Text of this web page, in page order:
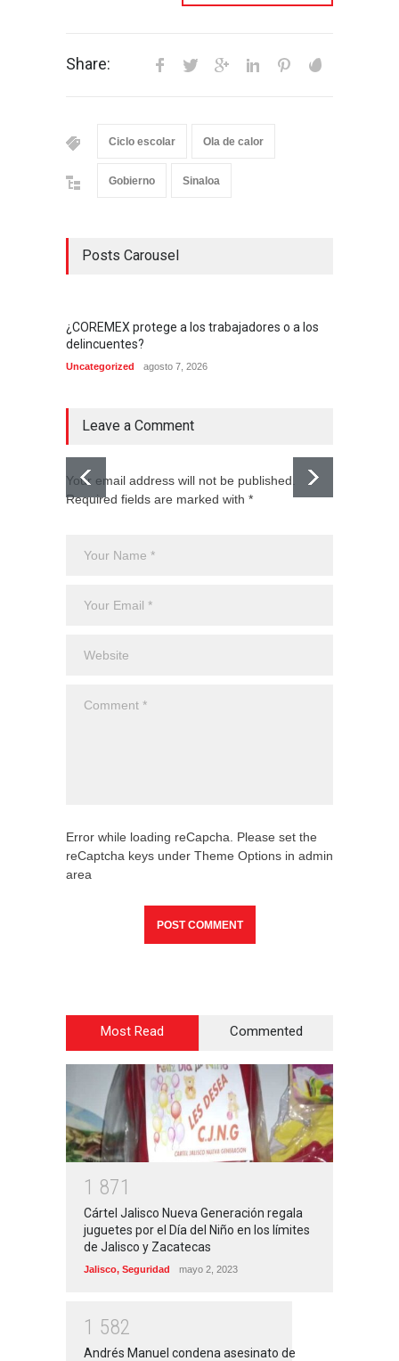
Share:
Ciclo escolar Ola de calor
Gobierno Sinaloa
Posts Carousel
¿COREMEX protege a los trabajadores o a los
delincuentes?
Uncategorized agosto 7, 2026
Leave a Comment
Your email address will not be published.
Required fields are marked with *
Error while loading reCapcha. Please set the
reCaptcha keys under Theme Options in admin
area
Most Read Commented
1 871
Cártel Jalisco Nueva Generación regala
juguetes por el Día del Niño en los límites
de Jalisco y Zacatecas
Jalisco, Seguridad mayo 2, 2023
1 582
Andrés Manuel condena asesinato de